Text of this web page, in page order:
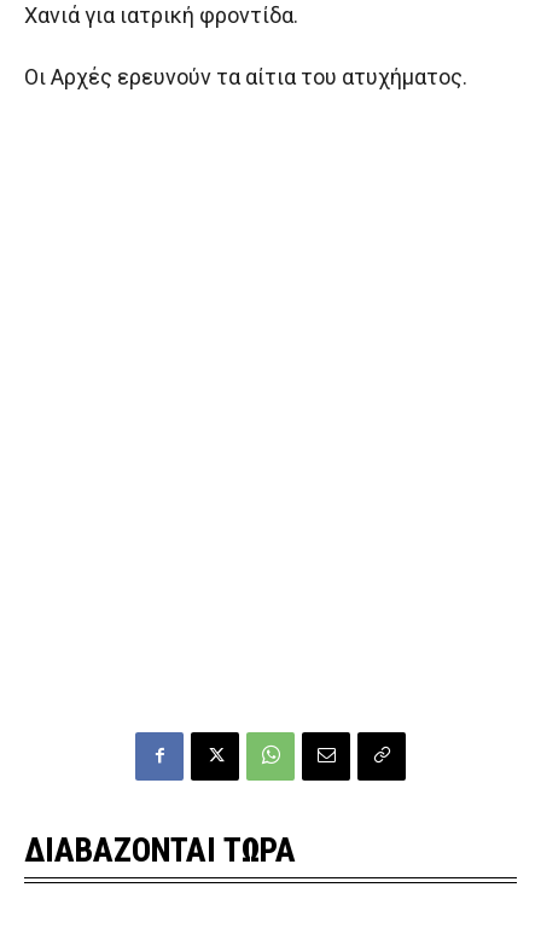
Χανιά για ιατρική φροντίδα.
Οι Αρχές ερευνούν τα αίτια του ατυχήματος.
ΔΙΑΒΑΖΟΝΤΑΙ ΤΩΡΑ